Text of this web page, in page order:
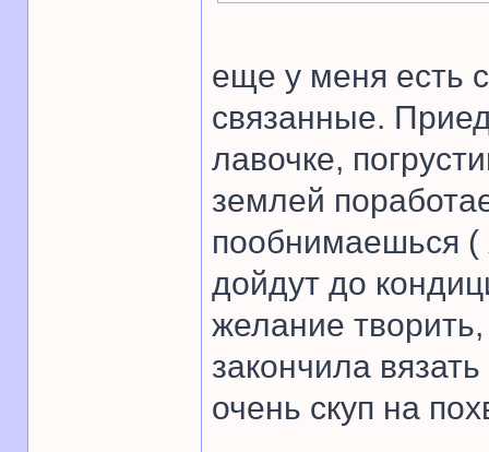
еще у меня есть
связанные.
лавочке,
землей
пообнимаешься (
дойдут до
желание
закончила
очень скуп на